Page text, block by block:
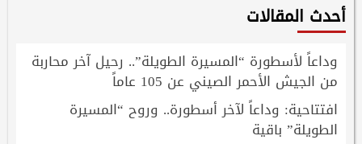
أحدث المقالات
وداعاً لأسطورة “المسيرة الطويلة”.. رحيل آخر محاربة
من الجيش الأحمر الصيني عن 105 عاماً
افتتاحية: وداعاً لآخر أسطورة.. وروح “المسيرة
الطويلة” باقية